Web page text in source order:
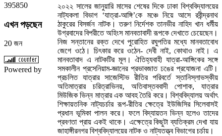
২০২২ সালের জানুয়ারি মাসের শেষের দিকে ঢাকা বিশ্ববিদ্যালয়ের
নাট্যকলা বিভাগ ‘যাত্রা-আঙ্গি’কে মঞ্চে নিয়ে আসে রবীন্দ্রনাথ
ঠাকুরের বিসর্জন নাটক। তরুণ নির্দেশক তানভীর নাহিদ খান ধর্মীয়
উগ্রবাদের বিপরীতে অহিংস মানবতাবাদী রূপকে দেখাতে চেয়েছেন।
নিজ সন্তানের রক্ত দেখে পুরোহিত রঘুপতির মধ্যে মানবতাবোধ
জেগে ওঠে। চিৎকার করে ওঠেন- দেবী নাই, কোথাও নাই। এ
মানবতাবাদ এ নাটকটির মূল। ঐতিহ্যবাহী যাত্রা-আঙ্গিকের সঙ্গে
সমকালীন প্রসেনিয়াম-জ্ঞানের প্রভাবজাত ঢঙের প্রযোজনা এটি।
প্রচলিত যাত্রার সাজেস্টিভ রীতির পরিবর্তে স্তানিস্লাভস্কীয়
অতিমাত্রার চরিত্রাভিনয়, অতিবাস্তববাদী পোশাক, যাত্রার
মিউজিক ভিন্ন মাত্রার এক আবহ তৈরি করে। বিশ্ববিদ্যালয় অর্থাৎ
শিক্ষায়তনিক নাট্যচর্চার রূপ-রীতির ক্ষেত্রে ইউজিসির সিলেবাসই
প্রধান ভূমিকা পালন করে। ফলে বিদ্যায়তন ভিন্ন হলেও তাদের
প্রবণতা প্রায় একই থাকে। এক্ষেত্রে কিছুটা ব্যতিক্রম দেখা যায়
জাহাঙ্গীরনগর বিশ্ববিদ্যালয়ের নাটক ও নাট্যতত্ত্ব বিভাগের চর্চায়।
395850
এখনপড়ছেন
20 জন
Powered by